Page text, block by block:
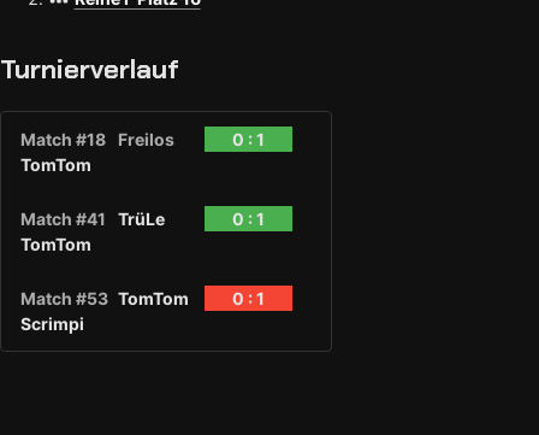
Turnierverlauf
Match #18 Freilos
0 : 1
TomTom
Match #41 TrüLe
0 : 1
TomTom
Match #53 TomTom
0 : 1
Scrimpi